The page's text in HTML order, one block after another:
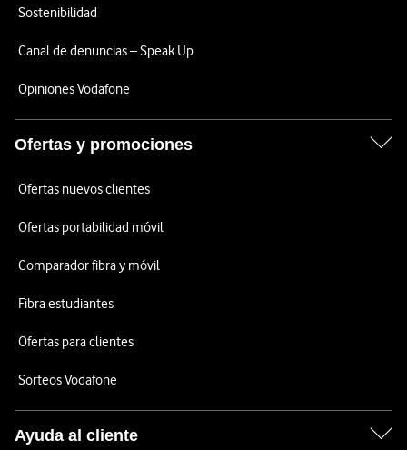
Sostenibilidad
Canal de denuncias – Speak Up
Opiniones Vodafone
Ofertas y promociones
Ofertas nuevos clientes
Ofertas portabilidad móvil
Comparador fibra y móvil
Fibra estudiantes
Ofertas para clientes
Sorteos Vodafone
Ayuda al cliente